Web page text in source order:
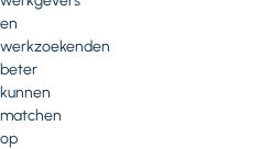
en
werkzoekenden
beter
kunnen
matchen
op